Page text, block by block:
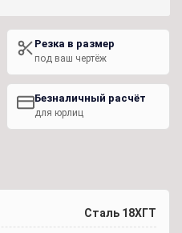
Резка в размер
под ваш чертёж
Безналичный расчёт
для юрлиц
Сталь 18ХГТ